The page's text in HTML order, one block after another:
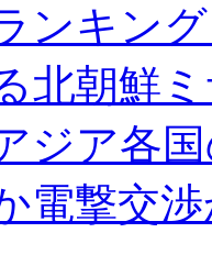
ンキン
北朝鮮
ジア各
電撃交